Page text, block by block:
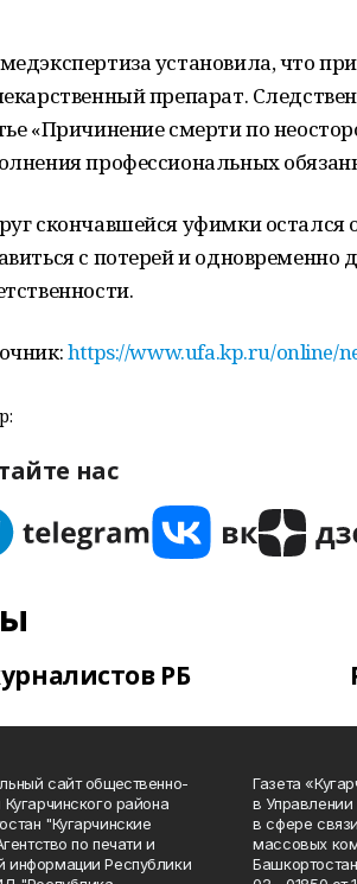
установила, что
препарат.
«Причинение смерти по
профессиональных
скончавшейся уфимки
с потерей и одновременно
https://www.ufa.kp.ru/online/
нас
РБ
сайт общественно-
района
"Кугарчинские
по печати и
информации Республики
Газета
в
в сфере
массовых